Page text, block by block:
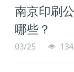
南京印刷
哪些？
03/25 134